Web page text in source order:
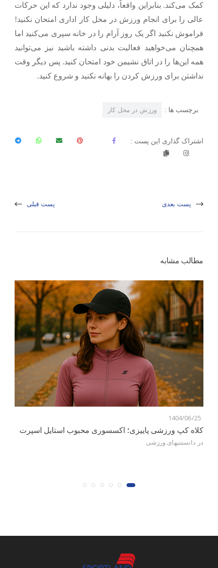
کمک می‌کند. بنابراین واقعاً، دلیلی وجود ندارد که این حرکات
عالی را برای
انجام ورزش در محل کار
اداری امتحان نکنید!
فراموش نکنید اگر یک روز آرام را در خانه سپری می‌کنید اما
همچنان می‌خواهید فعالیت بدنی داشته باشید نیز می‌توانید
همه اینها را در اتاق نشیمن خود امتحان کنید. پس دیگر وقت
نداشتن برای ورزش کردن را بهانه نکنید و شروع کنید.
برچسب ها : ورزش در محل کار
اشتراک گذاری این پست :
پست قبلی پست بعدی
مطالب مشابه
1404/06/25
کلاه کپ ورزشی پاییزی؛ اکسسوری محبوب استایل اسپرت
در دانستنیهای ورزشی